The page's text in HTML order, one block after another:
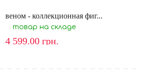
веном - коллекционная фиг...
товар на складе
4 599.00 грн.